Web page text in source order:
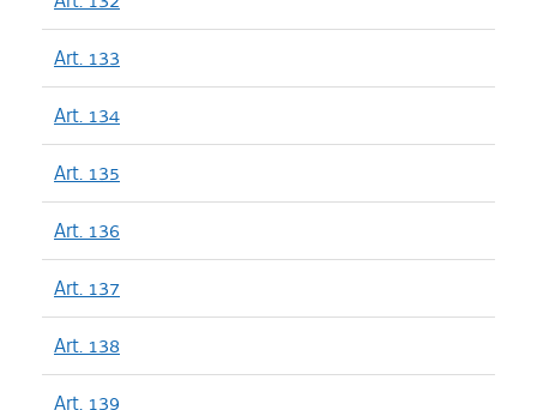
Art. 133
Art. 134
Art. 135
Art. 136
Art. 137
Art. 138
Art. 139